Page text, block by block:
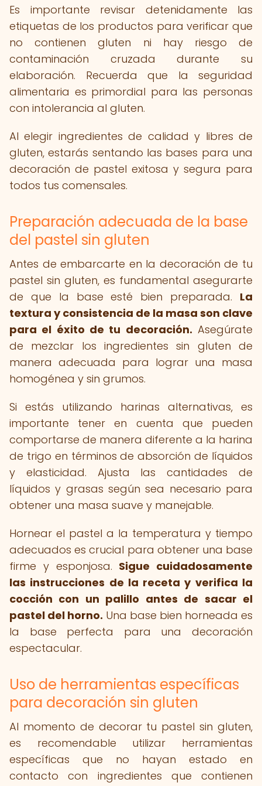
Es importante revisar detenidamente las
etiquetas de los productos para verificar que
no contienen gluten ni hay riesgo de
contaminación cruzada durante su
elaboración. Recuerda que la seguridad
alimentaria es primordial para las personas
con intolerancia al gluten.
Al elegir ingredientes de calidad y libres de
gluten, estarás sentando las bases para una
decoración de pastel exitosa y segura para
todos tus comensales.
Preparación adecuada de la base
del pastel sin gluten
Antes de embarcarte en la decoración de tu
pastel sin gluten, es fundamental asegurarte
de que la base esté bien preparada. La
textura y consistencia de la masa son clave
para el éxito de tu decoración. Asegúrate
de mezclar los ingredientes sin gluten de
manera adecuada para lograr una masa
homogénea y sin grumos.
Si estás utilizando harinas alternativas, es
importante tener en cuenta que pueden
comportarse de manera diferente a la harina
de trigo en términos de absorción de líquidos
y elasticidad. Ajusta las cantidades de
líquidos y grasas según sea necesario para
obtener una masa suave y manejable.
Hornear el pastel a la temperatura y tiempo
adecuados es crucial para obtener una base
firme y esponjosa. Sigue cuidadosamente
las instrucciones de la receta y verifica la
cocción con un palillo antes de sacar el
pastel del horno. Una base bien horneada es
la base perfecta para una decoración
espectacular.
Uso de herramientas específicas
para decoración sin gluten
Al momento de decorar tu pastel sin gluten,
es recomendable utilizar herramientas
específicas que no hayan estado en
contacto con ingredientes que contienen